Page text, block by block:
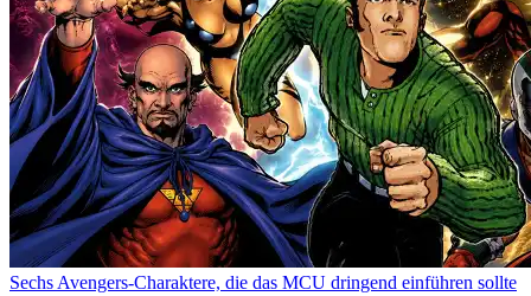
Sechs Avengers-Charaktere, die das MCU dringend einführen sollte